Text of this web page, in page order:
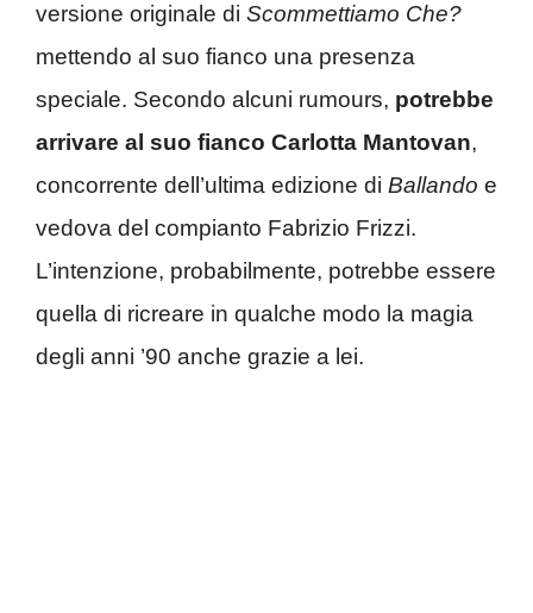
versione originale di Scommettiamo Che?
mettendo al suo fianco una presenza
speciale. Secondo alcuni rumours, potrebbe
arrivare al suo fianco Carlotta Mantovan,
concorrente dell’ultima edizione di Ballando e
vedova del compianto Fabrizio Frizzi.
L’intenzione, probabilmente, potrebbe essere
quella di ricreare in qualche modo la magia
degli anni ’90 anche grazie a lei.